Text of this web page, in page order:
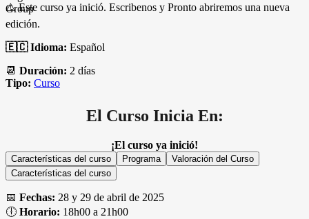
⚠️ Este curso ya inició. Escribenos y Pronto abriremos una nueva
edición.
🇪🇨 Idioma: Español
📆 Duración: 2 días
Tipo: Curso
El Curso Inicia En:
¡El curso ya inició!
Características del curso Programa
Valoración del Curso
Características del curso
📅 Fechas: 28 y 29 de abril de 2025
🕕 Horario: 18h00 a 21h00